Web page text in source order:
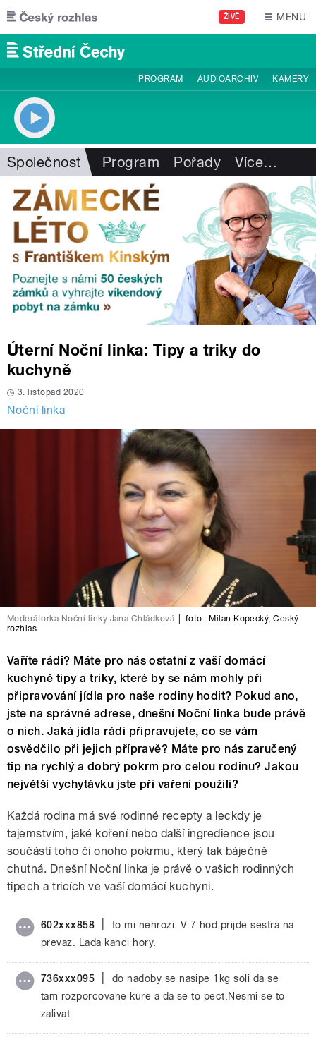
Přejít k hlavnímu obsahu
ŽIVĚ MENU
PROGRAM AUDIOARCHIV KAMERY
Společnost Program Pořady Více…
Úterní Noční linka: Tipy a triky do
kuchyně
3. listopad 2020
Noční linka
Moderátorka Noční linky Jana Chládková foto: Milan Kopecký,Český
rozhlas
Vaříte rádi? Máte pro nás ostatní z vaší domácí
kuchyně tipy a triky, které by se nám mohly při
připravování jídla pro naše rodiny hodit? Pokud ano,
jste na správné adrese, dnešní Noční linka bude právě
o nich. Jaká jídla rádi připravujete, co se vám
osvědčilo při jejich přípravě? Máte pro nás zaručený
tip na rychlý a dobrý pokrm pro celou rodinu? Jakou
největší vychytávku jste při vaření použili?
Každá rodina má své rodinné recepty a leckdy je
tajemstvím, jaké koření nebo další ingredience jsou
součástí toho či onoho pokrmu, který tak báječně
chutná. Dnešní Noční linka je právě o vašich rodinných
tipech a tricích ve vaší domácí kuchyni.
602xxx858
to mi nehrozi. V 7 hod.prijde sestra na
prevaz. Lada kanci hory.
736xxx095
do nadoby se nasipe 1kg soli da se
tam rozporcovane kure a da se to pect.Nesmi se to
zalivat